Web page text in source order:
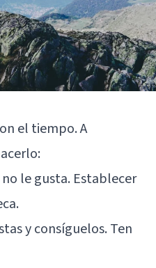
el tiempo. A
le gusta. Establecer
y consíguelos. Ten